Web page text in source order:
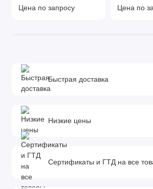
Цена по запросу Цена по
Быстрая доставка
Низкие цены
Сертификаты и ГТД на все